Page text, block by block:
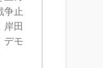
争止
岸田
デモ